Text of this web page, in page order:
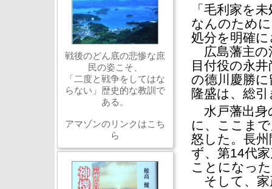
「毛利家を
なんのため
処分を明確
広島藩主の
目付役の永
の德川慶勝
隆盛は、総
水戸藩出身
に、ここま
怒した。長
ず、第14代
ことになっ
そして、家
戦後のどん底の悲惨な庶
民の姿こそ、
「二度と戦争をしてはな
らない」歴史的な教訓で
ある。
アマゾンのリンクはこち
ら